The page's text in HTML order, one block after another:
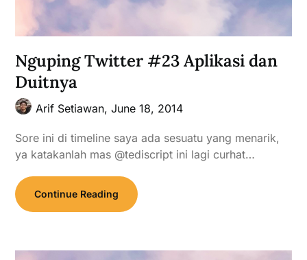
Nguping Twitter #23 Aplikasi dan
Duitnya
Arif Setiawan,June 18, 2014
Sore ini di timeline saya ada sesuatu yang menarik,
ya katakanlah mas @tediscript ini lagi curhat…
Continue Reading